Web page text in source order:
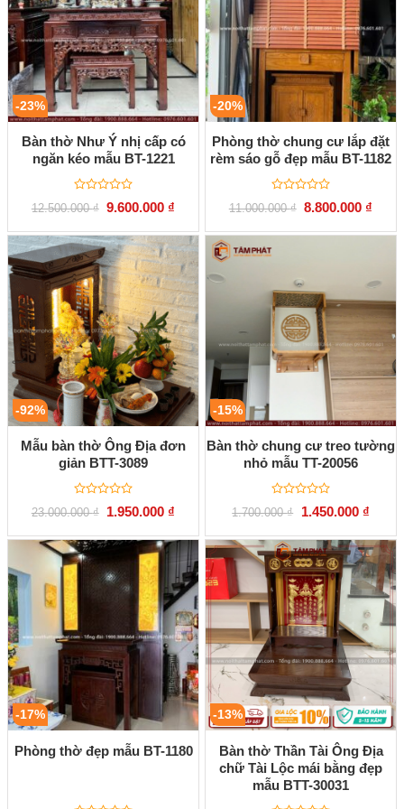
-23%
Bàn thờ Như Ý nhị cấp có
ngăn kéo mẫu BT-1221
Được
xếp
0
sao
12.500.000₫ Giá
là:
12.500.000 ₫.
9.600.000 ₫
tại
là:
9.600.000 ₫.
-20%
Phòng thờ chung cư lắp đặt
rèm sáo gỗ đẹp mẫu BT-1182
Được
xếp
0
5
sao
11.000.000₫ Giá
là:
8.800.000 ₫
tại
-92%
Mẫu bàn thờ Ông Địa đơn
giản BTT-3089
Được
xếp
0
5
sao
23.000.000₫
Giá
là:
23.000.000 ₫.
1.950.000 ₫
tại
là:
1.950.000 ₫.
-15%
Bàn thờ chung cư treo tường
nhỏ mẫu TT-20056
Được
xếp
0
5
sao
1.700.000₫
Giá
là:
1.700.000 ₫.
1.450.000 ₫Giá
tại
là:
-17%
Phòng thờ đẹp mẫu BT-1180
-13%
Bàn thờ Thần Tài Ông Địa
chữ Tài Lộc mái bằng đẹp
mẫu BTT-30031